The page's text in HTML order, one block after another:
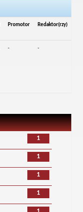
Promotor Redaktor(rzy)
- -
1
1
1
1